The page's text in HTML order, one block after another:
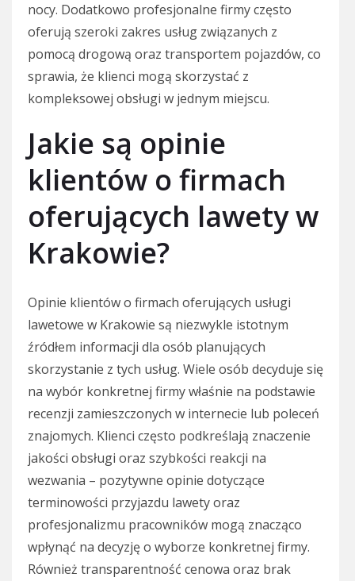
nocy. Dodatkowo profesjonalne firmy często
oferują szeroki zakres usług związanych z
pomocą drogową oraz transportem pojazdów, co
sprawia, że klienci mogą skorzystać z
kompleksowej obsługi w jednym miejscu.
Jakie są opinie
klientów o firmach
oferujących lawety w
Krakowie?
Opinie klientów o firmach oferujących usługi
lawetowe w Krakowie są niezwykle istotnym
źródłem informacji dla osób planujących
skorzystanie z tych usług. Wiele osób decyduje się
na wybór konkretnej firmy właśnie na podstawie
recenzji zamieszczonych w internecie lub poleceń
znajomych. Klienci często podkreślają znaczenie
jakości obsługi oraz szybkości reakcji na
wezwania – pozytywne opinie dotyczące
terminowości przyjazdu lawety oraz
profesjonalizmu pracowników mogą znacząco
wpłynąć na decyzję o wyborze konkretnej firmy.
Również transparentność cenowa oraz brak